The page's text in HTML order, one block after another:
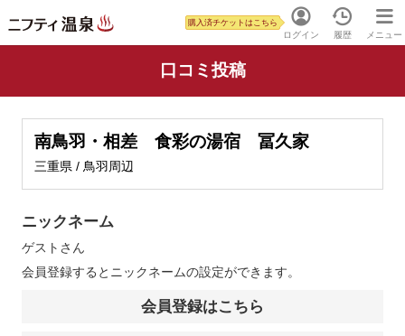
ログイン
購入済チケットはこちら
履歴 メニュー
口コミ投稿
南鳥羽・相差 食彩の湯宿 冨久家
三重県 / 鳥羽周辺
ニックネーム
ゲスト さん
会員登録するとニックネームの設定ができます。
会員登録はこちら